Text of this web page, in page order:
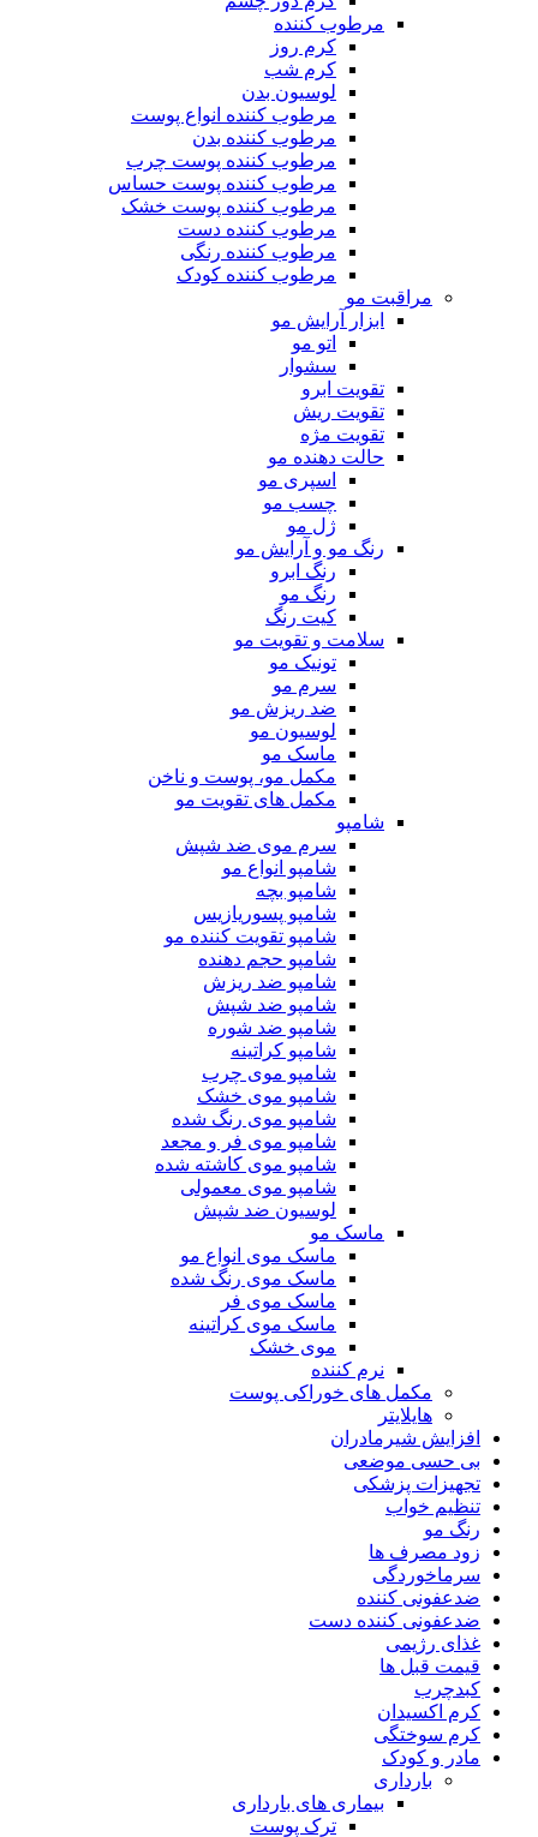
مرطوب کننده
کرم روز
کرم شب
لوسیون بدن
مرطوب کننده انواع پوست
مرطوب کننده بدن
مرطوب کننده پوست چرب
مرطوب کننده پوست حساس
مرطوب کننده پوست خشک
مرطوب کننده دست
مرطوب کننده رنگی
مرطوب کننده کودک
مراقبت مو
ابزار آرایش مو
اتو مو
سشوار
تقویت ابرو
تقویت ریش
تقویت مژه
حالت دهنده مو
اسپری مو
چسب مو
ژل مو
رنگ مو و آرایش مو
رنگ ابرو
رنگ مو
کیت رنگ
سلامت و تقویت مو
تونیک مو
سرم مو
ضد ریزش مو
لوسیون مو
ماسک مو
مکمل مو، پوست و ناخن
مکمل های تقویت مو
شامپو
سرم موی ضد شپش
شامپو انواع مو
شامپو بچه
شامپو پسوریازیس
شامپو تقویت کننده مو
شامپو حجم دهنده
شامپو ضد ریزش
شامپو ضد شپش
شامپو ضد شوره
شامپو کراتینه
شامپو موی چرب
شامپو موی خشک
شامپو موی رنگ شده
شامپو موی فر و مجعد
شامپو موی کاشته شده
شامپو موی معمولی
لوسیون ضد شپش
ماسک مو
ماسک موی انواع مو
ماسک موی رنگ شده
ماسک موی فر
ماسک موی کراتینه
موی خشک
نرم کننده
مکمل های خوراکی پوست
هایلایتر
افزایش شیرمادران
بی حسی موضعی
تجهیزات پزشکی
تنظیم خواب
رنگ مو
زود مصرف ها
سرماخوردگی
ضدعفونی کننده
ضدعفونی کننده دست
غذای رژیمی
قیمت قبل ها
کبدچرب
کرم اکسیدان
کرم سوختگی
مادر و کودک
بارداری
بیماری های بارداری
ترک پوست